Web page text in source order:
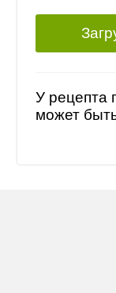
У рецепта
может